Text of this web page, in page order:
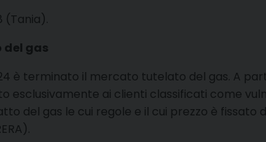
(Tania).
del gas
è terminato il mercato tutelato del gas. A
esclusivamente ai clienti classificati come
del gas le cui regole e il cui prezzo è fissato